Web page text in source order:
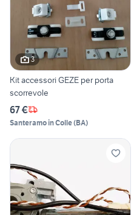
3
Kit accessori GEZE per porta
scorrevole
67 €
Santeramo in Colle(BA)